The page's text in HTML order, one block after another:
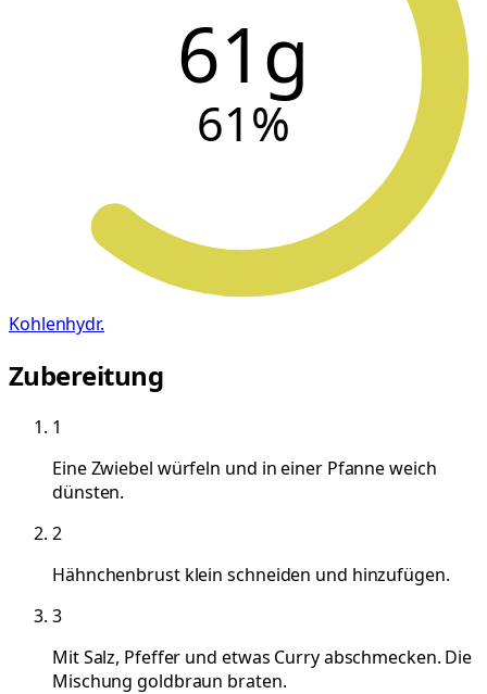
61g
61%
Kohlenhydr.
Zubereitung
1
Eine Zwiebel würfeln und in einer Pfanne weich
dünsten.
2
Hähnchenbrust klein schneiden und hinzufügen.
3
Mit Salz, Pfeffer und etwas Curry abschmecken. Die
Mischung goldbraun braten.